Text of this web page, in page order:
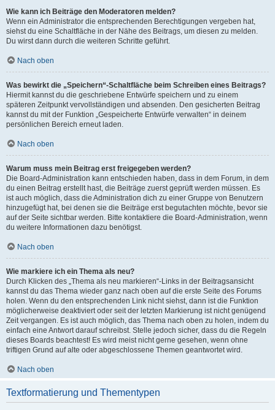
Wie kann ich Beiträge den Moderatoren melden?
Wenn ein Administrator die entsprechenden Berechtigungen vergeben hat,
siehst du eine Schaltfläche in der Nähe des Beitrags, um diesen zu melden.
Du wirst dann durch die weiteren Schritte geführt.
Nach oben
Was bewirkt die „Speichern“-Schaltfläche beim Schreiben eines Beitrags?
Hiermit kannst du die geschriebene Entwürfe speichern und zu einem
späteren Zeitpunkt vervollständigen und absenden. Den gesicherten Beitrag
kannst du mit der Funktion „Gespeicherte Entwürfe verwalten“ in deinem
persönlichen Bereich erneut laden.
Nach oben
Warum muss mein Beitrag erst freigegeben werden?
Die Board-Administration kann entschieden haben, dass in dem Forum, in dem
du einen Beitrag erstellt hast, die Beiträge zuerst geprüft werden müssen. Es
ist auch möglich, dass die Administration dich zu einer Gruppe von Benutzern
hinzugefügt hat, bei denen sie die Beiträge erst begutachten möchte, bevor sie
auf der Seite sichtbar werden. Bitte kontaktiere die Board-Administration, wenn
du weitere Informationen dazu benötigst.
Nach oben
Wie markiere ich ein Thema als neu?
Durch Klicken des „Thema als neu markieren“-Links in der Beitragsansicht
kannst du das Thema wieder ganz nach oben auf die erste Seite des Forums
holen. Wenn du den entsprechenden Link nicht siehst, dann ist die Funktion
möglicherweise deaktiviert oder seit der letzten Markierung ist nicht genügend
Zeit vergangen. Es ist auch möglich, das Thema nach oben zu holen, indem du
einfach eine Antwort darauf schreibst. Stelle jedoch sicher, dass du die Regeln
dieses Boards beachtest! Es wird meist nicht gerne gesehen, wenn ohne
triftigen Grund auf alte oder abgeschlossene Themen geantwortet wird.
Nach oben
Textformatierung und Thementypen